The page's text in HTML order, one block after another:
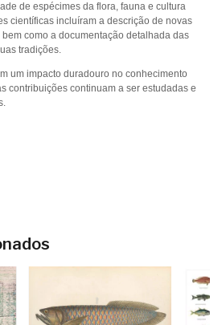
de espécimes da flora, fauna e cultura
científicas incluíram a descrição de novas
como a documentação detalhada das
tradições.
um impacto duradouro no conhecimento
contribuições continuam a ser estudadas e